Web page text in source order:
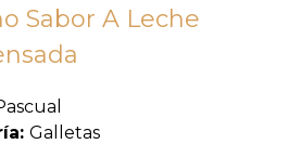
Sabor A Leche
Galletas